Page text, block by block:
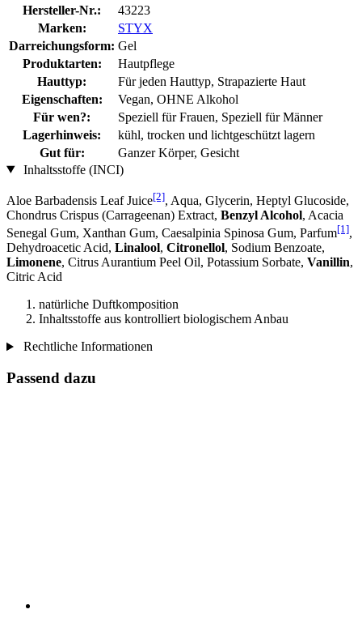
Hersteller-Nr.:
43223
Marken:
STYX
Darreichungsform: Gel
Produktarten:
Hautpflege
Hauttyp:
Für jeden Hauttyp, Strapazierte Haut
Eigenschaften:
Vegan, OHNE Alkohol
Für wen?:
Speziell für Frauen, Speziell für Männer
Lagerhinweis:
kühl, trocken und lichtgeschützt lagern
Gut für:
Ganzer Körper, Gesicht
Inhaltsstoffe (INCI)
Aloe Barbadensis Leaf Juice[2], Aqua, Glycerin, Heptyl Glucoside,
Chondrus Crispus (Carrageenan) Extract, Benzyl Alcohol, Acacia
Senegal Gum, Xanthan Gum, Caesalpinia Spinosa Gum, Parfum[1],
Dehydroacetic Acid, Linalool, Citronellol, Sodium Benzoate,
Limonene, Citrus Aurantium Peel Oil, Potassium Sorbate, Vanillin,
Citric Acid
natürliche Duftkomposition
Inhaltsstoffe aus kontrolliert biologischem Anbau
Rechtliche Informationen
Passend dazu